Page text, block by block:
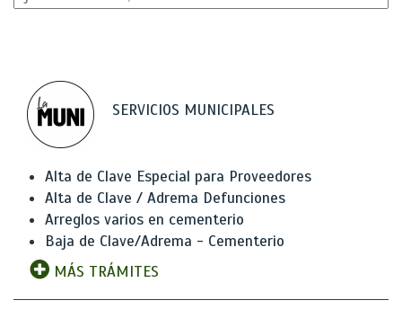
SERVICIOS MUNICIPALES
Alta de Clave Especial para Proveedores
Alta de Clave / Adrema Defunciones
Arreglos varios en cementerio
Baja de Clave/Adrema - Cementerio
MÁS TRÁMITES